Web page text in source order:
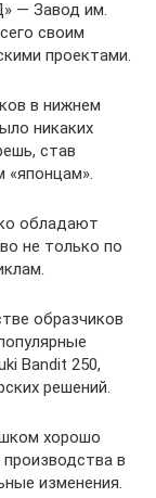
— Завод им.
своим
проектами.
в нижнем
никаких
став
обладают
не только по
образчиков
Bandit 250,
решений.
хорошо
в
изменения.